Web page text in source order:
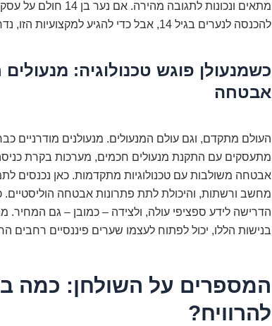
מתאים ונכונות לתגובה
להכנסה לנערים בגיל 14, אבל כדי להגיע למקצועיות הזו, נדרש ניסיון רב.
כשמנעולן פוגש טכנולוגיה:
אבטחה
העולם מתקדם, וגם עולם המנעולים. מנעולנים מודרניים
מתעסקים עם התקנת מנעולים חכמים, מערכות בקרת
אבטחה משולבות עם טכנולוגיות מתקדמות. כאן נכנסים
מחשב ורשתות, והיכולת לתת פתרונות אבטחה הוליסטיים.
הדרישה לידע ספציפי עולה, ולצידה – כמובן – גם המחיר.
בנישות הללו, יכול לפתוח לעצמו שערים פיננסיים רחבים
המספרים על השולחן: כמה
להרוויח?